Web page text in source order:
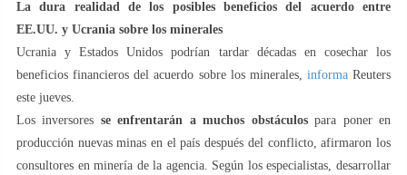
La dura realidad de los posibles beneficios del acuerdo entre
EE.UU. y Ucrania sobre los minerales
Ucrania y Estados Unidos podrían tardar décadas en cosechar los
beneficios financieros del acuerdo sobre los minerales, informaReuters
este jueves.
Los inversores se enfrentarán a muchos obstáculospara poner en
producción nuevas minas en el país después del conflicto, afirmaron los
consultores en minería de la agencia. Según los especialistas, desarrollar